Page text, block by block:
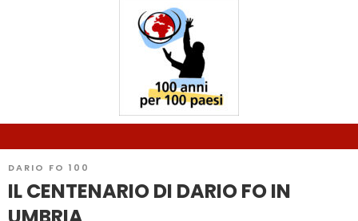
DARIO FO 100
IL CENTENARIO DI DARIO FO IN